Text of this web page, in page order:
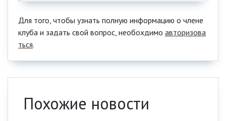
Для того, чтобы узнать полную информацию о члене
клуба и задать свой вопрос, необохдимо авторизова
ться.
Похожие новости